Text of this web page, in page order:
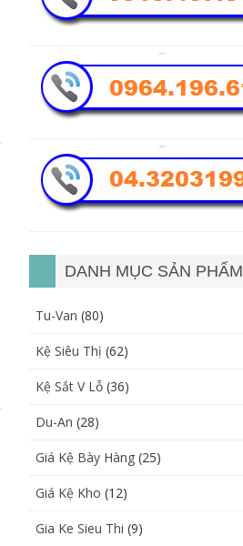
DANH MỤC SẢN PHẨM
Tu-Van (80)
Kệ Siêu Thị (62)
Kệ Sắt V Lỗ (36)
Du-An (28)
Giá Kệ Bày Hàng (25)
Giá Kệ Kho (12)
Gia Ke Sieu Thi (9)